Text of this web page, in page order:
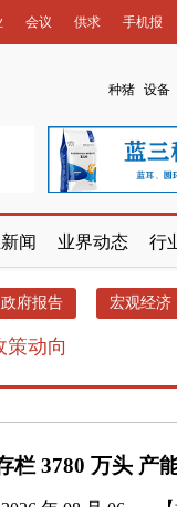
会议 供求 手机报
种猪 设备
闻 业界动态 行
政府报告 宏观经济
策动向
栏 3780 万头 产